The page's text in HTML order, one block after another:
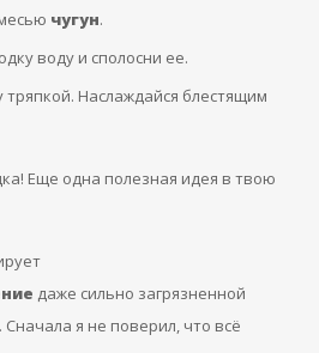
чугун.
воду и сполосни ее.
тряпкой. Наслаждайся блестящим
Еще одна полезная идея в твою
даже сильно загрязненной
Сначала я не поверил, что всё